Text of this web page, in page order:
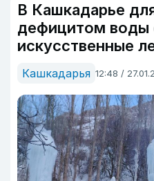
В Кашкадарье
дефицитом воды
искусственные
Кашкадарья 12:48 /